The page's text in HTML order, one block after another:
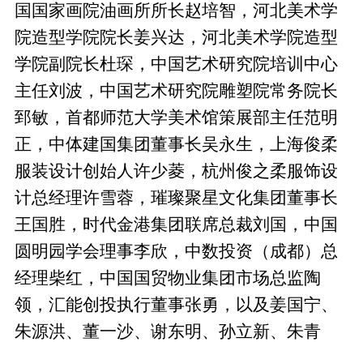
国国家画院油画所所长赵培智，河北美术学
院造型学院院长姜兴达，河北美术学院造型
学院副院长杜琛，中国艺术研究院培训中心
主任刘波，中国艺术研究院雕塑院常务院长
郅敏，首都师范大学美术馆策展部主任范明
正，中体建国集团董事长吴永生，上海俊柔
服装设计创始人许少菱，杭州俊之柔服饰设
计总经理许雪蓉，璀璨聚星文化集团董事长
王国胜，时代金港集团联席总裁刘国，中国
圆明园学会理事李欣，中数投资（成都）总
经理柴红，中国国贸物业集团市场总监陶
领，汇能创投执行董事张勇，以及姜国宁、
朱源洪、董一沙、谢东明、孙立新、朱青